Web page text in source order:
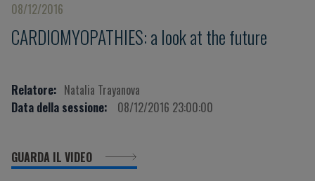
08/12/2016
CARDIOMYOPATHIES: a look at the future
Relatore: Natalia Trayanova
Data della sessione:
08/12/2016 23:00:00
GUARDA IL VIDEO